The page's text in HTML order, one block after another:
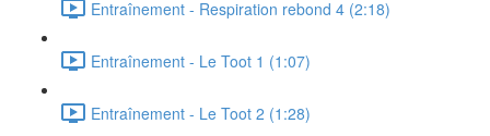
Entraînement - Respiration rebond 4 (2:18)
Entraînement - Le Toot 1 (1:07)
Entraînement - Le Toot 2 (1:28)